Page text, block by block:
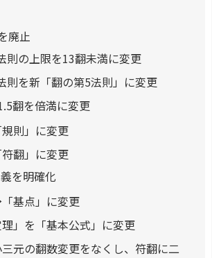
廃止
則の上限を13翻未満に変更
則を新「翻の第5法則」に変更
翻を倍満に変更
則」に変更
翻」に変更
を明確化
基点」に変更
理」を「基本公式」に変更
元の翻数変更をなくし、符翻に二